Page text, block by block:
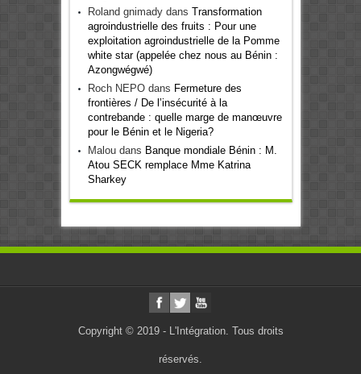
Roland gnimadydans Transformation
agroindustrielle des fruits : Pour une
exploitation agroindustrielle de la Pomme
white star (appelée chez nous au Bénin :
Azongwégwé)
Roch NEPOdans Fermeture des
frontières / De l’insécurité à la
contrebande : quelle marge de manœuvre
pour le Bénin et le Nigeria?
Maloudans Banque mondiale Bénin : M.
Atou SECK remplace Mme Katrina
Sharkey
Copyright © 2019 - L'Intégration. Tous droits
réservés.